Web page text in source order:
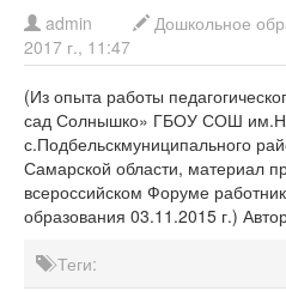
admin Дошкольное
2017 г., 11:47
(Из опыта работы
сад Солнышко» ГБОУ СОШ
с.Подбельскмуниципального
Самарской области, материал
всероссийском Форуме
образования 03.11.2015 г.)
Теги: